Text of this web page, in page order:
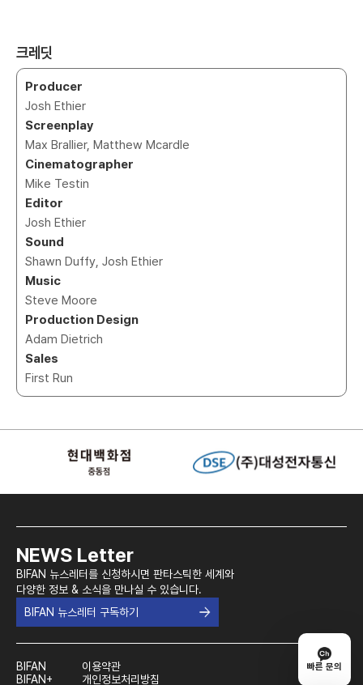
빠른 문의
크레딧
Producer
Josh Ethier
Screenplay
Max Brallier, Matthew Mcardle
Cinematographer
Mike Testin
Editor
Josh Ethier
Sound
Shawn Duffy, Josh Ethier
Music
Steve Moore
Production Design
Adam Dietrich
Sales
First Run
NEWS Letter
BIFAN 뉴스레터를 신청하시면 판타스틱한 세계와
다양한 정보 & 소식을 만나실 수 있습니다.
BIFAN 뉴스레터 구독하기
BIFAN
BIFAN+
이용약관
개인정보처리방침